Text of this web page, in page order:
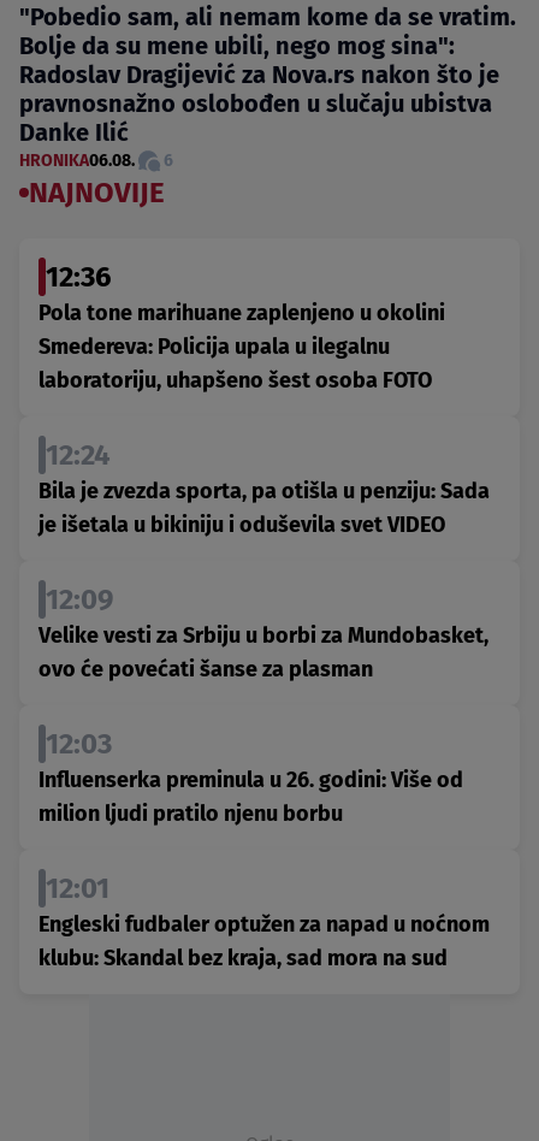
"Pobedio sam, ali nemam kome da se vratim.
Bolje da su mene ubili, nego mog sina":
Radoslav Dragijević za Nova.rs nakon što je
pravnosnažno oslobođen u slučaju ubistva
Danke Ilić
HRONIKA06.08. 6
NAJNOVIJE
12:36
Pola tone marihuane zaplenjeno u okolini
Smedereva: Policija upala u ilegalnu
laboratoriju, uhapšeno šest osoba FOTO
12:24
Bila je zvezda sporta, pa otišla u penziju: Sada
je išetala u bikiniju i oduševila svet VIDEO
12:09
Velike vesti za Srbiju u borbi za Mundobasket,
ovo će povećati šanse za plasman
12:03
Influenserka preminula u 26. godini: Više od
milion ljudi pratilo njenu borbu
12:01
Engleski fudbaler optužen za napad u noćnom
klubu: Skandal bez kraja, sad mora na sud